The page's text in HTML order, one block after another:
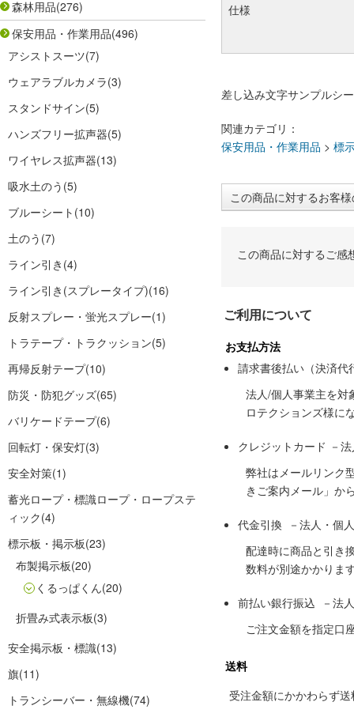
森林用品(276)
保安用品・作業用品(496)
アシストスーツ(7)
ウェアラブルカメラ(3)
スタンドサイン(5)
ハンズフリー拡声器(5)
ワイヤレス拡声器(13)
吸水土のう (5)
ブルーシート (10)
土のう (7)
ライン引き (4)
ライン引き(スプレータイプ)(16)
反射スプレー・蛍光スプレー(1)
トラテープ・トラクッション(5)
再帰反射テープ(10)
防災・防犯グッズ(65)
バリケードテープ(6)
回転灯・保安灯(3)
安全対策(1)
蓄光ロープ・標識ロープ・ロープステ
ィック(4)
標示板・掲示板(23)
布製掲示板(20)
くるっぱくん(20)
折畳み式表示板(3)
安全掲示板・標識(13)
旗(11)
トランシーバー・無線機(74)
仕様
差し込み文字サンプルシ
関連カテゴリ：
保安用品・作業用品 > 標
この商品に対するお客
この商品に対するご感
ご利用について
お支払方法
請求書後払い（決済代
法人/個人事業主を対
ロテクションズ様に
クレジットカード －
弊社はメールリンク
きご案内メール」か
代金引換 －法人・個
配達時に商品と引き
数料が別途かかりま
前払い銀行振込 －法
ご注文金額を指定口
送料
受注金額にかかわらず